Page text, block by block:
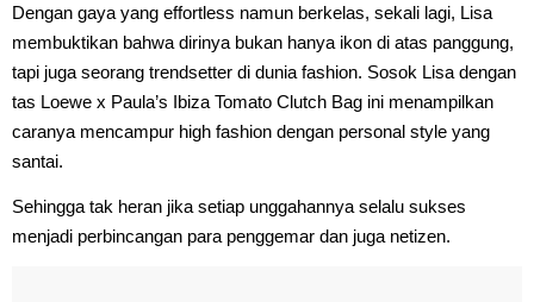
Dengan gaya yang effortless namun berkelas, sekali lagi, Lisa
membuktikan bahwa dirinya bukan hanya ikon di atas panggung,
tapi juga seorang trendsetter di dunia fashion. Sosok Lisa dengan
tas Loewe x Paula’s Ibiza Tomato Clutch Bag ini menampilkan
caranya mencampur high fashion dengan personal style yang
santai.
Sehingga tak heran jika setiap unggahannya selalu sukses
menjadi perbincangan para penggemar dan juga netizen.